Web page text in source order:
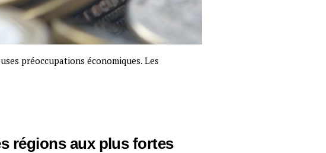
préoccupations économiques. Les
régions aux plus fortes